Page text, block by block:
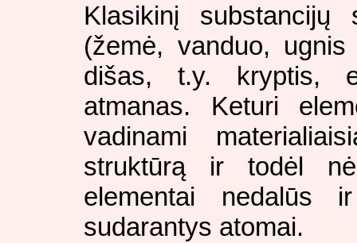
Klasikinį
(žemė, vanduo,
dišas, t.y. kryptis,
atmanas. Keturi
vadinami
struktūrą ir todėl
elementai nedalūs
sudarantys atomai.